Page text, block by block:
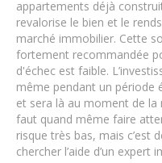
appartements déjà
revalorise le bien et le
marché immobilier. Cette
fortement recommandée
d'échec est faible.
même pendant un période
et sera là au moment de la
faut quand même faire
risque très bas, mais c’est
chercher l’aide d’un